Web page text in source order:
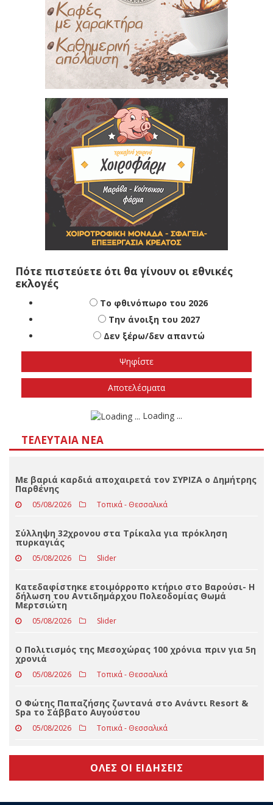
Πότε πιστεύετε ότι θα γίνουν οι εθνικές
εκλογές
Το φθινόπωρο του 2026
Την άνοιξη του 2027
Δεν ξέρω/δεν απαντώ
ΤΕΛΕΥΤΑΊΑ ΝΈΑ
Με βαριά καρδιά αποχαιρετά τον ΣΥΡΙΖΑ ο Δημήτρης
Παρθένης
05/08/2026 Τοπικά - Θεσσαλικά
Σύλληψη 32χρονου στα Τρίκαλα για πρόκληση
πυρκαγιάς
05/08/2026
δήλωση του Αντιδημάρχου Πολεοδομίας Θωμά
Μερτσιώτη
05/08/2026 Slider
Ο Πολιτισμός της Μεσοχώρας 100 χρόνια πριν για 5η
χρονιά
05/08/2026 Τοπικά - Θεσσαλικά
Ο Φώτης Παπαζήσης ζωντανά στο Ανάντι Resort &
Spa το Σάββατο Αυγούστου
05/08/2026 Τοπικά - Θεσσαλικά